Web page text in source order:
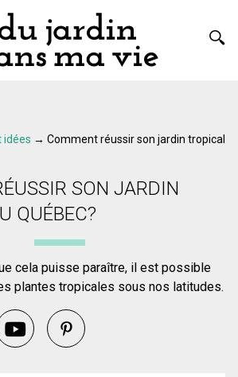
idées → Comment réussir son jardin tropical
SON JARDIN
QUÉBEC?
cela puisse paraître, il est possible
plantes tropicales sous nos latitudes.